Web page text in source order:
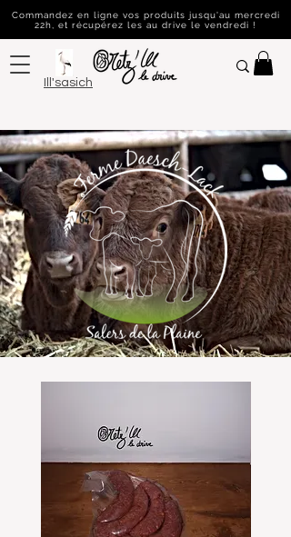
Commandez en ligne vos produits jusqu'au mercredi
22h, et récupérez les au drive le vendredi !
Ill'sasich